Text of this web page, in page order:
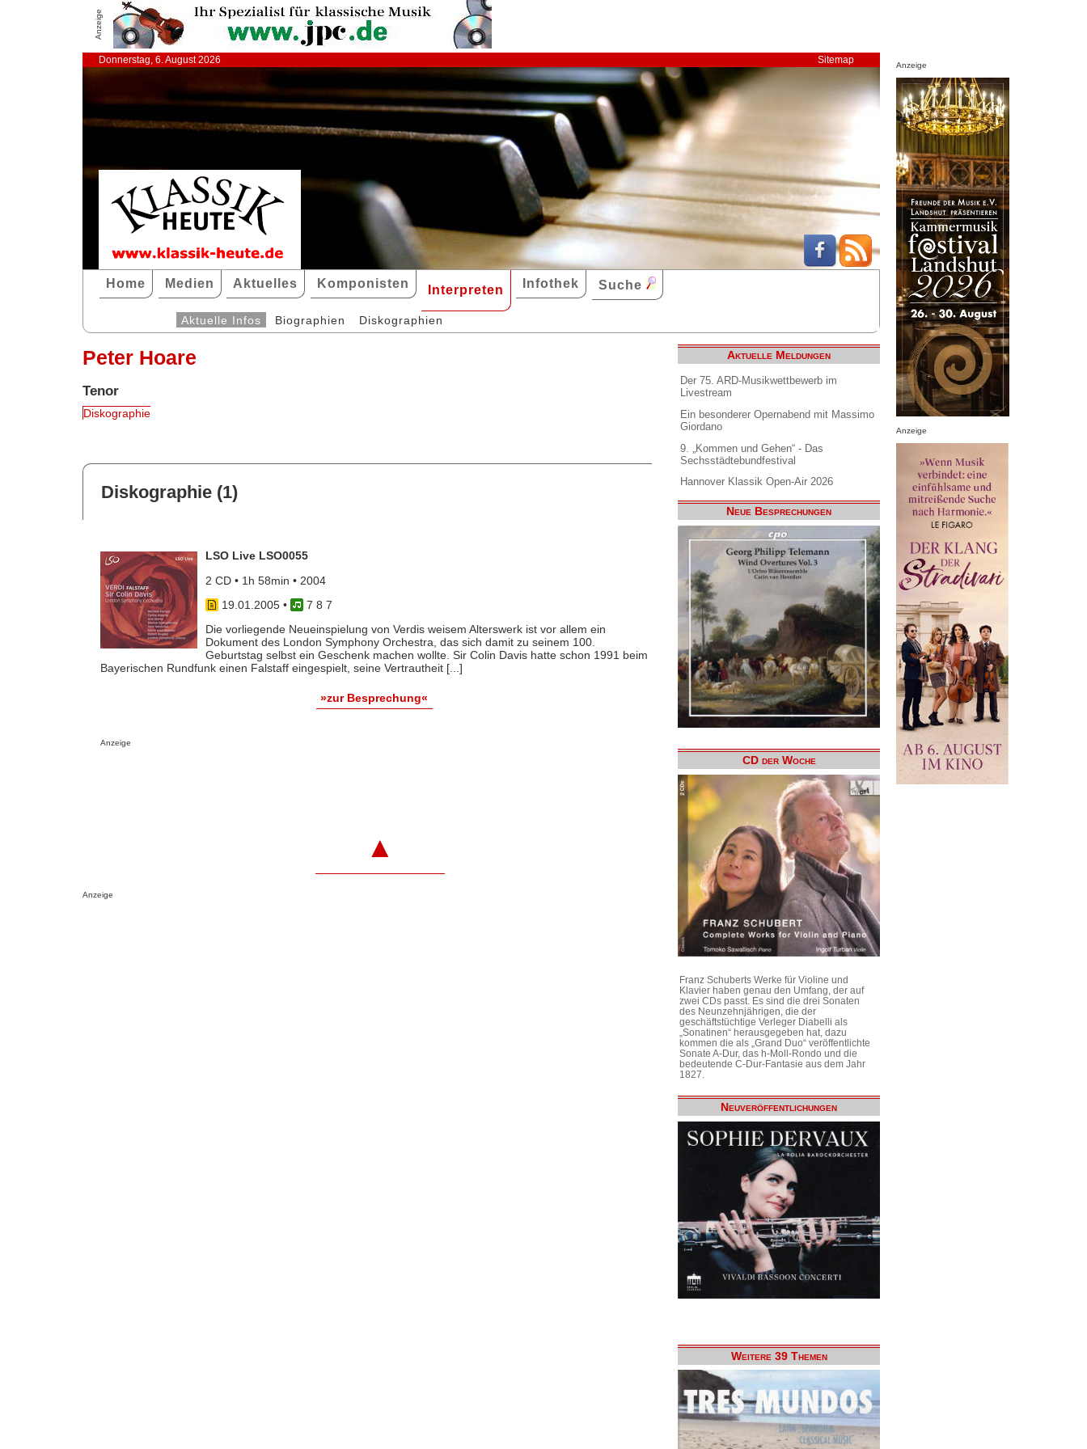
Anzeige
Donnerstag, 6. August 2026 Sitemap
Home Medien Aktuelles Komponisten Interpreten Infothek Suche
Aktuelle Infos Biographien Diskographien
Peter Hoare
Tenor
Diskographie
Diskographie (1)
LSO Live LSO0055
2 CD • 1h 58min • 2004
19.01.2005•
7 8 7
Die vorliegende Neueinspielung von Verdis weisem Alterswerk ist vor allem ein
Dokument des London Symphony Orchestra, das sich damit zu seinem 100.
Geburtstag selbst ein Geschenk machen wollte. Sir Colin Davis hatte schon 1991 beim
Bayerischen Rundfunk einen Falstaff eingespielt, seine Vertrautheit [...]
»zur Besprechung«
Anzeige
▲
Anzeige
Aktuelle Meldungen
Der 75. ARD-Musikwettbewerb im
Livestream
Ein besonderer Opernabend mit Massimo
Giordano
9. „Kommen und Gehen“ - Das
Sechsstädtebundfestival
Hannover Klassik Open-Air 2026
Neue Besprechungen
CD der Woche
Franz Schuberts Werke für Violine und
Klavier haben genau den Umfang, der auf
zwei CDs passt. Es sind die drei Sonaten
des Neunzehnjährigen, die der
geschäftstüchtige Verleger Diabelli als
„Sonatinen“ herausgegeben hat, dazu
kommen die als „Grand Duo“ veröffentlichte
Sonate A-Dur, das h-Moll-Rondo und die
bedeutende C-Dur-Fantasie aus dem Jahr
1827.
Neuveröffentlichungen
Weitere 39 Themen
Anzeige
Anzeige